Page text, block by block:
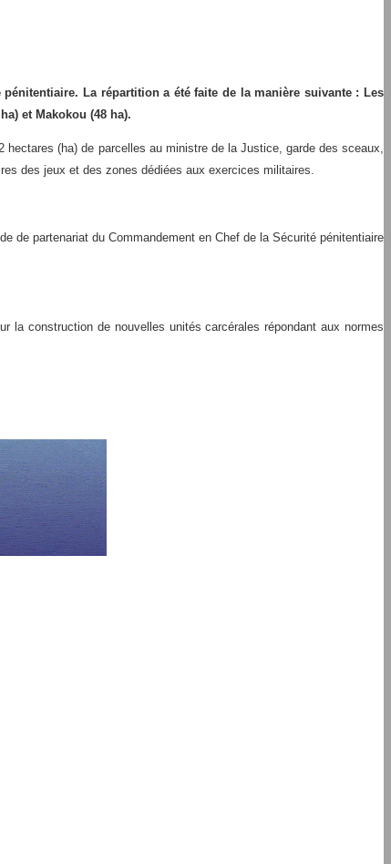
La répartition a été faite de la manière suivante : Les
et Makokou (48 ha).
hectares (ha) de parcelles au ministre de la Justice, garde des sceaux,
des jeux et des zones dédiées aux exercices militaires.
de partenariat du Commandement en Chef de la Sécurité pénitentiaire
la construction de nouvelles unités carcérales répondant aux normes